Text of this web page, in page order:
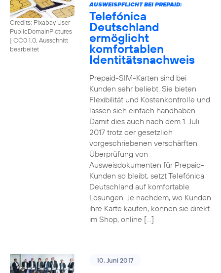
Credits: Pixabay User
PublicDomainPictures
| CC0 1.0, Ausschnitt
bearbeitet
AUSWEISPFLICHT BEI PREPAID:
Telefónica
Deutschland
ermöglicht
komfortablen
Identitätsnachweis
Prepaid-SIM-Karten sind bei
Kunden sehr beliebt. Sie bieten
Flexibilität und Kostenkontrolle und
lassen sich einfach handhaben.
Damit dies auch nach dem 1. Juli
2017 trotz der gesetzlich
vorgeschriebenen verschärften
Überprüfung von
Ausweisdokumenten für Prepaid-
Kunden so bleibt, setzt Telefónica
Deutschland auf komfortable
Lösungen. Je nachdem, wo Kunden
ihre Karte kaufen, können sie direkt
im Shop, online […]
10. Juni 2017